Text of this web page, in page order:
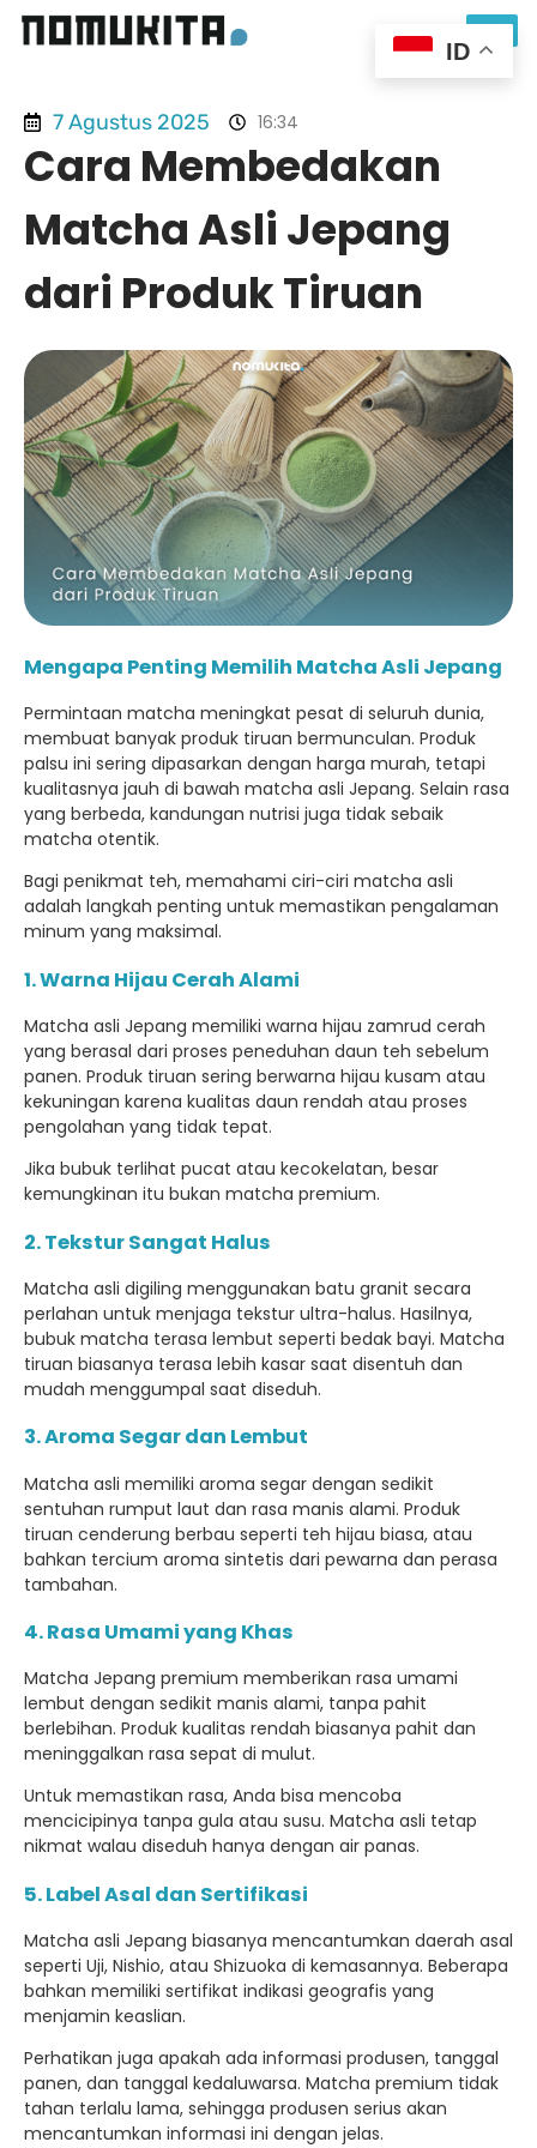
7 Agustus 2025 16:34
Cara Membedakan
Matcha Asli Jepang
dari Produk Tiruan
Mengapa Penting Memilih Matcha Asli Jepang
Permintaan matcha meningkat pesat di seluruh dunia,
membuat banyak produk tiruan bermunculan. Produk
palsu ini sering dipasarkan dengan harga murah, tetapi
kualitasnya jauh di bawah matcha asli Jepang. Selain rasa
yang berbeda, kandungan nutrisi juga tidak sebaik
matcha otentik.
Bagi penikmat teh, memahami ciri-ciri matcha asli
adalah langkah penting untuk memastikan pengalaman
minum yang maksimal.
1. Warna Hijau Cerah Alami
Matcha asli Jepang memiliki warna hijau zamrud cerah
yang berasal dari proses peneduhan daun teh sebelum
panen. Produk tiruan sering berwarna hijau kusam atau
kekuningan karena kualitas daun rendah atau proses
pengolahan yang tidak tepat.
Jika bubuk terlihat pucat atau kecokelatan, besar
kemungkinan itu bukan matcha premium.
2. Tekstur Sangat Halus
Matcha asli digiling menggunakan batu granit secara
perlahan untuk menjaga tekstur ultra-halus. Hasilnya,
bubuk matcha terasa lembut seperti bedak bayi. Matcha
tiruan biasanya terasa lebih kasar saat disentuh dan
mudah menggumpal saat diseduh.
3. Aroma Segar dan Lembut
Matcha asli memiliki aroma segar dengan sedikit
sentuhan rumput laut dan rasa manis alami. Produk
tiruan cenderung berbau seperti teh hijau biasa, atau
bahkan tercium aroma sintetis dari pewarna dan perasa
tambahan.
4. Rasa Umami yang Khas
Matcha Jepang premium memberikan rasa umami
lembut dengan sedikit manis alami, tanpa pahit
berlebihan. Produk kualitas rendah biasanya pahit dan
meninggalkan rasa sepat di mulut.
Untuk memastikan rasa, Anda bisa mencoba
mencicipinya tanpa gula atau susu. Matcha asli tetap
nikmat walau diseduh hanya dengan air panas.
5. Label Asal dan Sertifikasi
Matcha asli Jepang biasanya mencantumkan daerah asal
seperti Uji, Nishio, atau Shizuoka di kemasannya. Beberapa
bahkan memiliki sertifikat indikasi geografis yang
menjamin keaslian.
Perhatikan juga apakah ada informasi produsen, tanggal
panen, dan tanggal kedaluwarsa. Matcha premium tidak
tahan terlalu lama, sehingga produsen serius akan
mencantumkan informasi ini dengan jelas.
ID